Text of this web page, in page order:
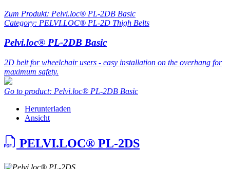
Zum Produkt: Pelvi.loc® PL-2DB Basic
Category: PELVI.LOC® PL-2D Thigh Belts
Pelvi.loc® PL-2DB Basic
2D belt for wheelchair users - easy installation on the overhang for
maximum safety.
Go to product: Pelvi.loc® PL-2DB Basic
Herunterladen
Ansicht
PELVI.LOC® PL-2DS